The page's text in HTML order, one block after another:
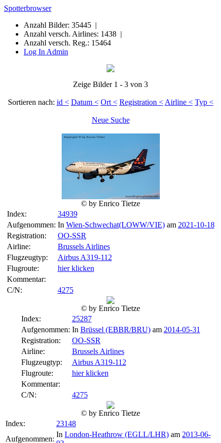
Spotterbrowser
Anzahl Bilder: 35445 |
Anzahl versch. Airlines: 1438 |
Anzahl versch. Reg.: 15464
Log In Admin
Zeige Bilder 1 - 3 von 3
Sortieren nach: id < Datum < Ort < Registration < Airline < Typ <
Neue Suche
© by Enrico Tietze
Index:
34939
Aufgenommen: In Wien-Schwechat(LOWW/VIE)am 2021-10-18
Registration:
OO-SSR
Airline:
Brussels Airlines
Flugzeugtyp:
Airbus A319-112
Flugroute:
hier klicken
Kommentar:
C/N:
4275
© by Enrico Tietze
Index:
25287
Aufgenommen: In Brüssel (EBBR/BRU)am 2014-05-31
Registration:
OO-SSR
Airline:
Brussels Airlines
Flugzeugtyp:
Airbus A319-112
Flugroute:
hier klicken
Kommentar:
C/N:
4275
© by Enrico Tietze
Index:
23148
Aufgenommen:
In London-Heathrow (EGLL/LHR) am 2013-06-